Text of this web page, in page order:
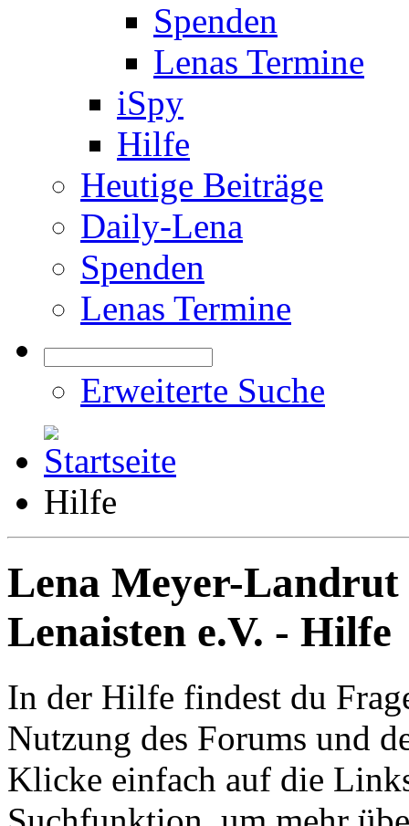
Spenden
Lenas Termine
iSpy
Hilfe
Heutige Beiträge
Daily-Lena
Spenden
Lenas Termine
Erweiterte Suche
Hilfe
Lena Meyer-
Lenaisten e.V. - Hilfe
In der Hilfe findest du
Nutzung des Forums und
Klicke einfach auf die